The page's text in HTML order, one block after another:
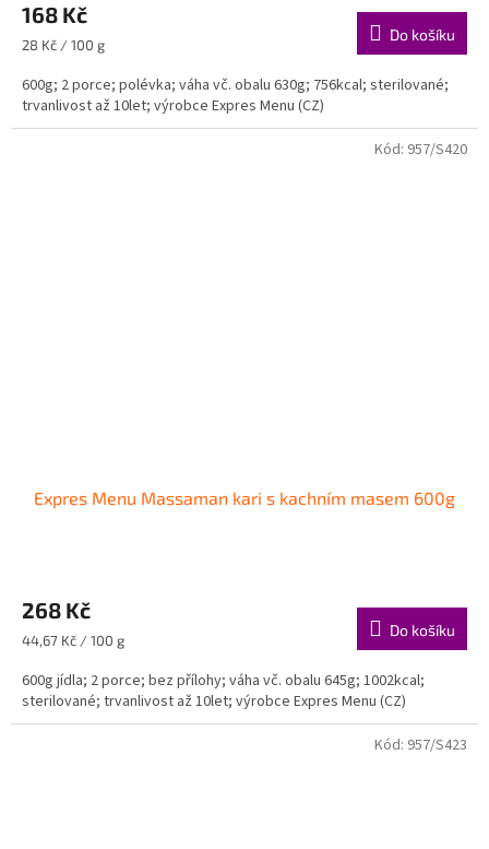
168 Kč
Měrná
28 Kč / 100 g
Do košíku
600g; 2 porce; polévka; váha vč. obalu 630g; 756kcal; sterilované;
trvanlivost až 10let; výrobce Expres Menu (CZ)
Expres Menu Massaman kari s kachním masem 600g
268 Kč
Měrná
44,67 Kč / 100 g
Do košíku
600g jídla; 2 porce; bez přílohy; váha vč. obalu 645g; 1002kcal;
sterilované; trvanlivost až 10let; výrobce Expres Menu (CZ)
Kód: 957/S420
Kód: 957/S423